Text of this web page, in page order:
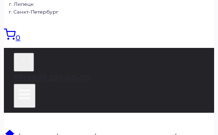
г. Липецк
г. Санкт-Петербург
0